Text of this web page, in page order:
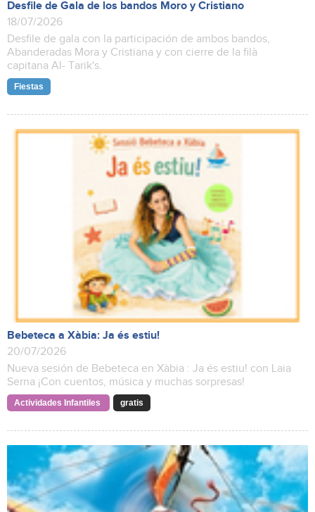
Desfile de Gala de los bandos Moro y Cristiano
18/07/2026
Desfile de gala con la participación de ambos bandos,
Abanderadas Mora y Cristiana y con cierre de la filà
capitana Al- Tarik's.
Fiestas
Bebeteca a Xàbia: Ja és estiu!
20/07/2026
Nueva sesión de Bebeteca en Xàbia : Ja és estiu! con Laia
Serna ¡Con cuentos, música y muchas sorpresas!
Actividades Infantiles gratis